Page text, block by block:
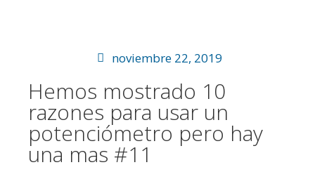
noviembre 22, 2019
Hemos mostrado 10
razones para usar un
potenciómetro pero hay
una mas #11